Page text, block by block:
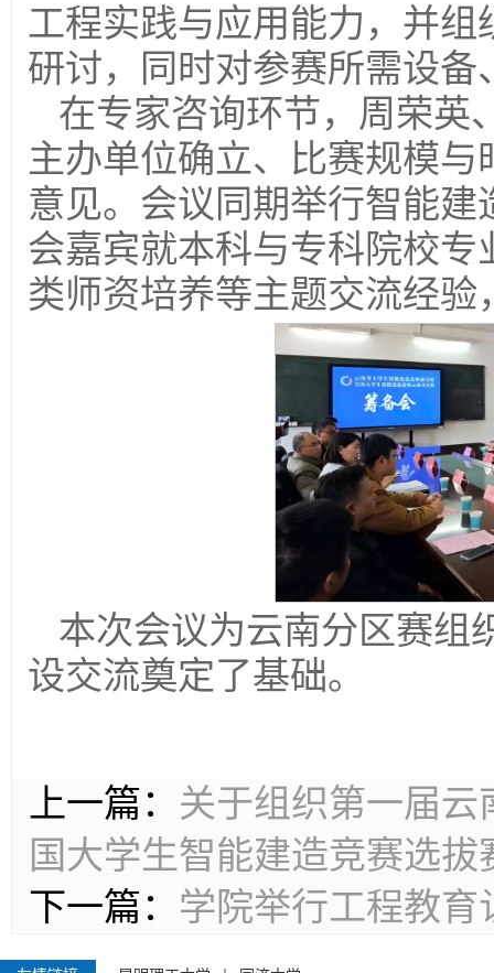
工程实践与应用能力，并
研讨，同时对参赛所需设
在专家咨询环节，周荣英
主办单位确立、比赛规模
意见。会议同期举行智能
会嘉宾就本科与专科院校
类师资培养等主题交流经
本次会议为云南分区赛组
设交流奠定了基础。
上一篇： 关于组织第一届
国大学生智能建造竞赛选拔
下一篇： 学院举行工程教